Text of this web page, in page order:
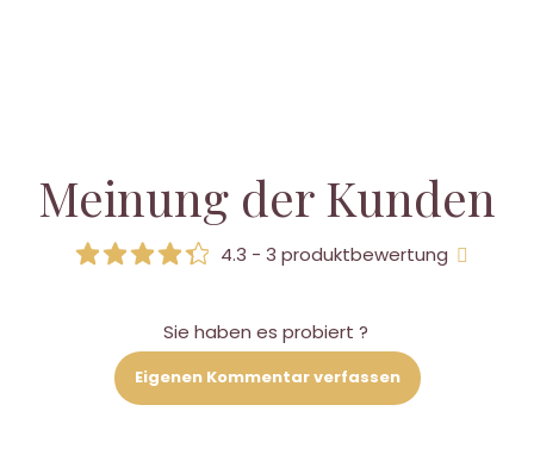
Meinung der Kunden
4.3 - 3 produktbewertung
Sie haben es probiert ?
Eigenen Kommentar verfassen